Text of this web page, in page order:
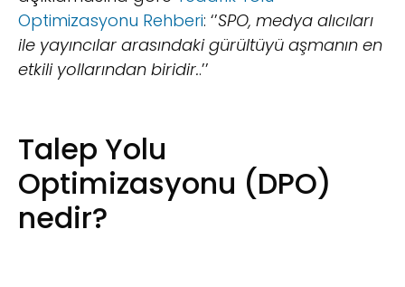
Optimizasyonu Rehberi: ‘’SPO, medya alıcıları
ile yayıncılar arasındaki gürültüyü aşmanın en
etkili yollarından biridir..’’
Talep Yolu
Optimizasyonu (DPO)
nedir?